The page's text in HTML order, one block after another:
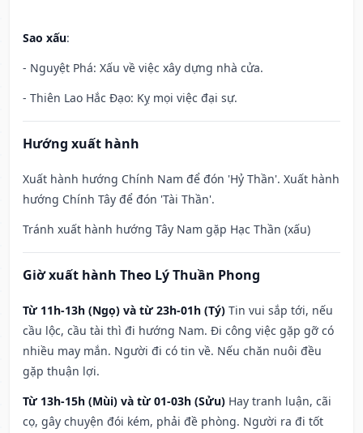
Sao xấu:
- Nguyệt Phá: Xấu về việc xây dựng nhà cửa.
- Thiên Lao Hắc Đạo: Kỵ mọi việc đại sự.
Hướng xuất hành
Xuất hành hướng Chính Nam để đón 'Hỷ Thần'. Xuất hành
hướng Chính Tây để đón 'Tài Thần'.
Tránh xuất hành hướng Tây Nam gặp Hạc Thần (xấu)
Giờ xuất hành Theo Lý Thuần Phong
Từ 11h-13h (Ngọ) và từ 23h-01h (Tý) Tin vui sắp tới, nếu
cầu lộc, cầu tài thì đi hướng Nam. Đi công việc gặp gỡ có
nhiều may mắn. Người đi có tin về. Nếu chăn nuôi đều
gặp thuận lợi.
Từ 13h-15h (Mùi) và từ 01-03h (Sửu) Hay tranh luận, cãi
cọ, gây chuyện đói kém, phải đề phòng. Người ra đi tốt